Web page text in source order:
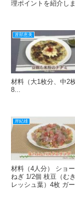
理ポイントを紹介しま
渡部恵美
材料（大1枚分、中2
8...
岸紀雄
材料（4人分） ショ
ねぎ 1/2個 枝豆（む
レッシュ葉）4枚 ガ